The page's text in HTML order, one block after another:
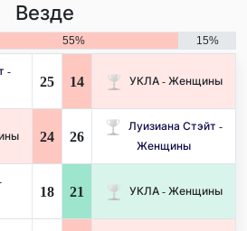
Везде
55% 15%
-
25 14 УКЛА - Женщины
24 26
Луизиана Стэйт -
Женщины
18 21 УКЛА - Женщины